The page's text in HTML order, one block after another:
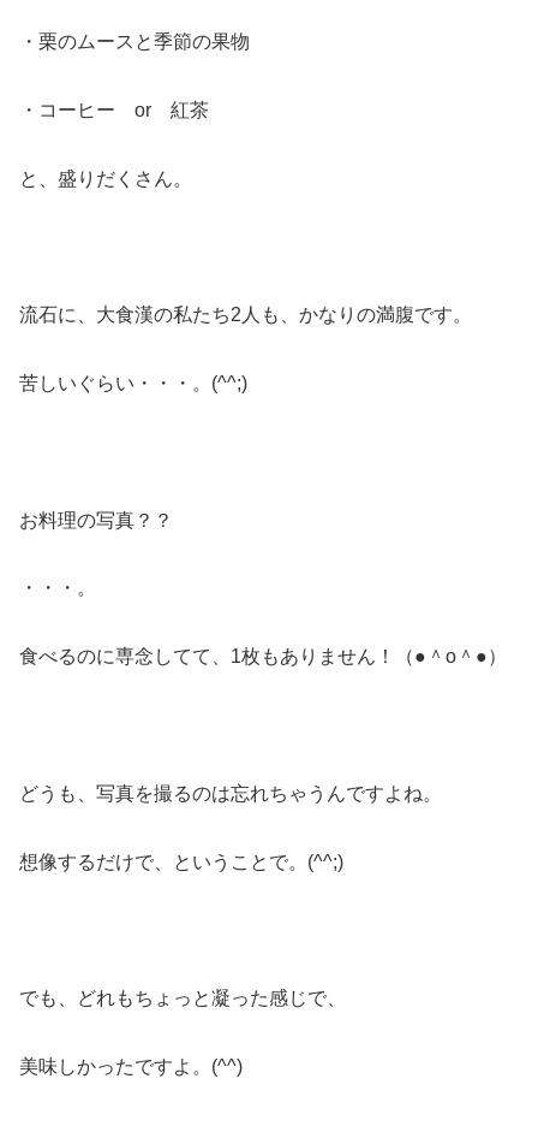
・栗のムースと季節の果物
・コーヒー or 紅茶
と、盛りだくさん。
流石に、大食漢の私たち2人も、かなりの満腹です。
苦しいぐらい・・・。(^^;)
お料理の写真？？
・・・。
食べるのに専念してて、1枚もありません！（●＾o＾●）
どうも、写真を撮るのは忘れちゃうんですよね。
想像するだけで、ということで。(^^;)
でも、どれもちょっと凝った感じで、
美味しかったですよ。(^^)